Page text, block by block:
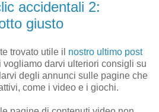
accidentali 2:
giusto
trovato utile il nostro ultimo post
darvi ulteriori consigli su
degli annunci sulle pagine che
come i video e i giochi.